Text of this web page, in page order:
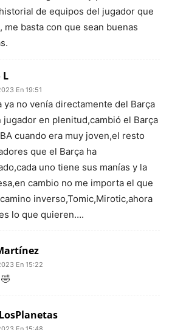
de equipos del jugador que
me basta con que sean buenas
L
En 19:51
ya no venía directamente del Barça
jugador en plenitud,cambió el Barça
cuando era muy joven,el resto
que el Barça ha
uno tiene sus manías y la
cambio no me importa el que
inverso,Tomic,Mirotic,ahora
lo que quieren….
En 15:22